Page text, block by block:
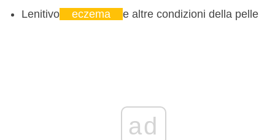
Lenitivo eczema e altre condizioni della pelle
ad